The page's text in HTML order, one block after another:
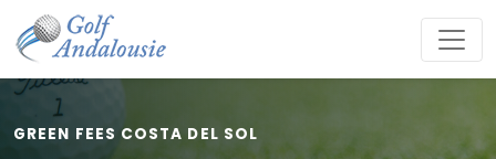
GREEN FEES COSTA DEL SOL